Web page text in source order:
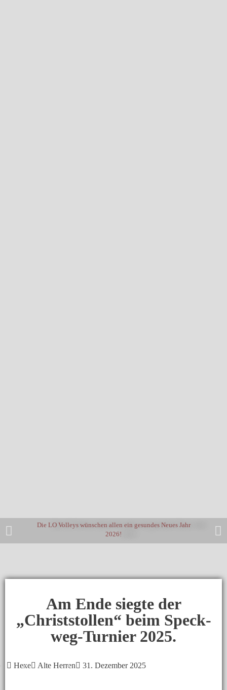
Die LO Volleys wünschen allen ein gesundes Neues Jahr
2026!
Am Ende siegte der
„Christstollen“ beim Speck-
weg-Turnier 2025.
Hexe Alte Herren 31. Dezember 2025